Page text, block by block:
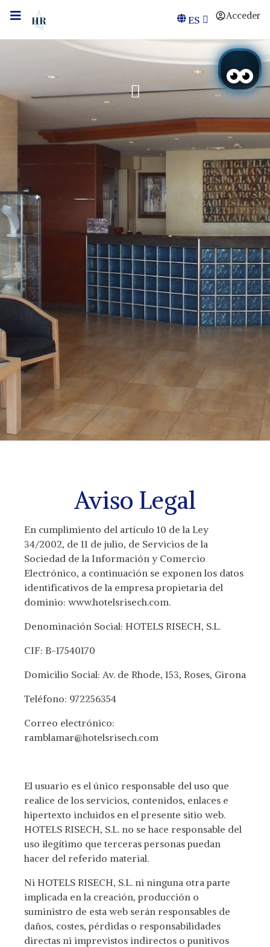
Acceder
ES
Aviso Legal
En cumplimiento del artículo 10 de la Ley
34/2002, de 11 de julio, de Servicios de la
Sociedad de la Información y Comercio
Electrónico, a continuación se exponen los datos
identificativos de la empresa propietaria del
dominio: www.hotelsrisech.com.
Denominación Social: HOTELS RISECH, S.L.
CIF: B-17540170
Domicilio Social: Av. de Rhode, 153, Roses, Girona
Teléfono: 972256354
Correo electrónico:
ramblamar@hotelsrisech.com
El usuario es el único responsable del uso que
realice de los servicios, contenidos, enlaces e
hipertexto incluidos en el presente sitio web.
HOTELS RISECH, S.L. no se hace responsable del
uso ilegítimo que terceras personas puedan
hacer del referido material.
Ni HOTELS RISECH, S.L. ni ninguna otra parte
implicada en la creación, producción o
suministro de esta web serán responsables de
daños, costes, pérdidas o responsabilidades
directas ni imprevistos indirectos o punitivos